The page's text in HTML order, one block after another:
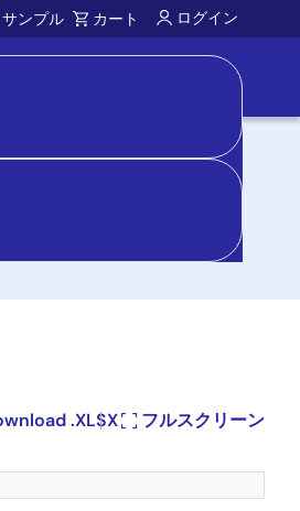
サンプル カート ログイン
.XLSX フルスクリーン